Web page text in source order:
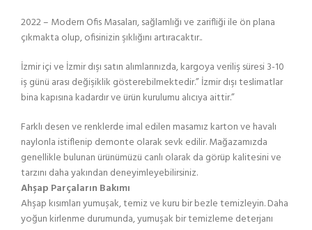
2022 – Modern Ofis Masaları, sağlamlığı ve zarifliği ile ön plana
çıkmakta olup, ofisinizin şıklığını artıracaktır..
İzmir içi ve İzmir dışı satın alımlarınızda, kargoya veriliş süresi 3-10
iş günü arası değişiklik gösterebilmektedir.” İzmir dışı teslimatlar
bina kapısına kadardır ve ürün kurulumu alıcıya aittir.”
Farklı desen ve renklerde imal edilen masamız karton ve havalı
naylonla istiflenip demonte olarak sevk edilir. Mağazamızda
genellikle bulunan ürünümüzü canlı olarak da görüp kalitesini ve
tarzını daha yakından deneyimleyebilirsiniz.
Ahşap Parçaların Bakımı
Ahşap kısımları yumuşak, temiz ve kuru bir bezle temizleyin. Daha
yoğun kirlenme durumunda, yumuşak bir temizleme deterjanı